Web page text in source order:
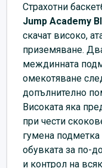
Страхотни
Jump Academy
скачат високо,
приземяване.
междинната
омекотяване
допълнително
Високата яка
при чести
гумена
обувката за по-
и контрол на